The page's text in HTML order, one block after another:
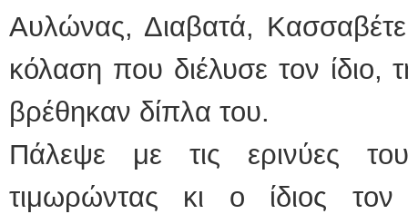
Αυλώνας, Διαβατά,
κόλαση που διέλυσε τον ίδιο,
βρέθηκαν δίπλα του.
Πάλεψε με τις ερινύες
τιμωρώντας κι ο ίδιος